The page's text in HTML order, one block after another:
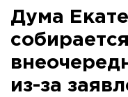
Дума
из-за